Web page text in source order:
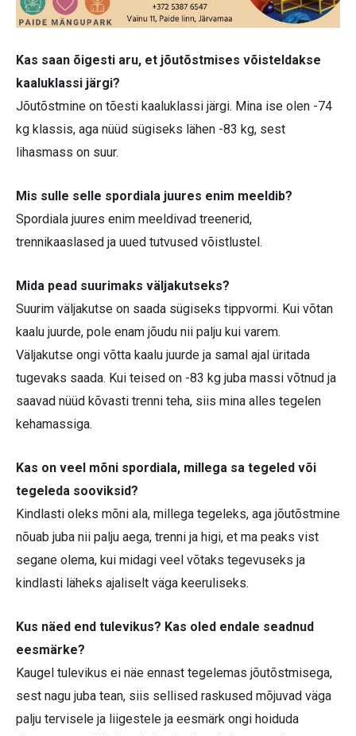
Kas saan õigesti aru, et jõutõstmises võisteldakse
kaaluklassi järgi?
Jõutõstmine on tõesti kaaluklassi järgi. Mina ise olen -74
kg klassis, aga nüüd sügiseks lähen -83 kg, sest
lihasmass on suur.
Mis sulle selle spordiala juures enim meeldib?
Spordiala juures enim meeldivad treenerid,
trennikaaslased ja uued tutvused võistlustel.
Mida pead suurimaks väljakutseks?
Suurim väljakutse on saada sügiseks tippvormi. Kui võtan
kaalu juurde, pole enam jõudu nii palju kui varem.
Väljakutse ongi võtta kaalu juurde ja samal ajal üritada
tugevaks saada. Kui teised on -83 kg juba massi võtnud ja
saavad nüüd kõvasti trenni teha, siis mina alles tegelen
kehamassiga.
Kas on veel mõni spordiala, millega sa tegeled või
tegeleda sooviksid?
Kindlasti oleks mõni ala, millega tegeleks, aga jõutõstmine
nõuab juba nii palju aega, trenni ja higi, et ma peaks vist
segane olema, kui midagi veel võtaks tegevuseks ja
kindlasti läheks ajaliselt väga keeruliseks.
Kus näed end tulevikus? Kas oled endale seadnud
eesmärke?
Kaugel tulevikus ei näe ennast tegelemas jõutõstmisega,
sest nagu juba tean, siis sellised raskused mõjuvad väga
palju tervisele ja liigestele ja eesmärk ongi hoiduda